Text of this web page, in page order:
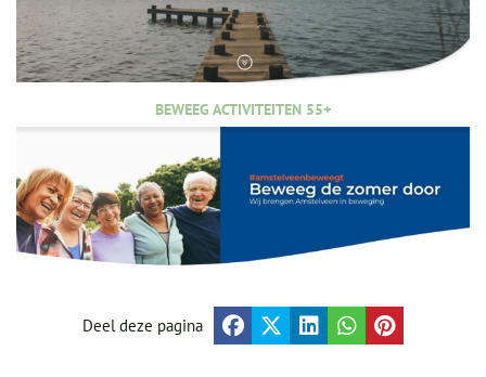
BEWEEG ACTIVITEITEN 55+
Deel deze pagina